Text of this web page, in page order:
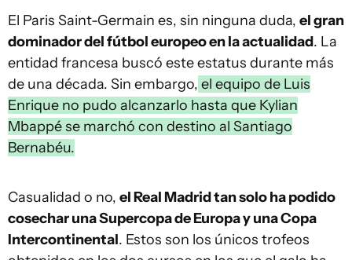
El Paris Saint-Germain es, sin ninguna duda, el gran
dominador del fútbol europeo en la actualidad. La
entidad francesa buscó este estatus durante más
de una década. Sin embargo, el equipo de Luis
Enrique no pudo alcanzarlo hasta que Kylian
Mbappé se marchó con destino al Santiago
Bernabéu.
Casualidad o no, el Real Madrid tan solo ha podido
cosechar una Supercopa de Europa y una Copa
Intercontinental. Estos son los únicos trofeos